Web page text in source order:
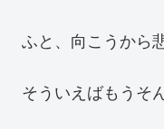
ふと、向こうから
そういえばもうそ